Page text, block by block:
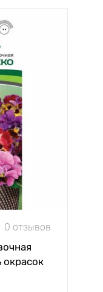
0 отзывов
окрасок